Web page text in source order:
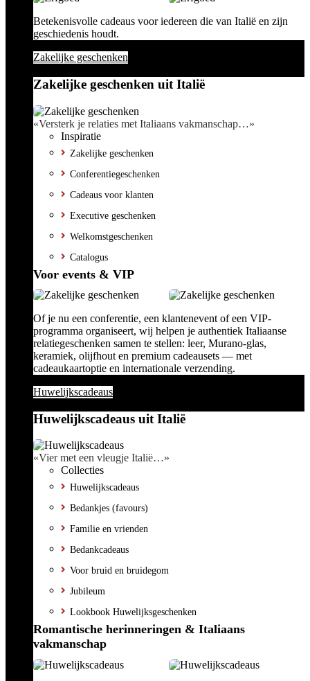
Betekenisvolle cadeaus voor iedereen die van Italië en zijn
geschiedenis houdt.
Zakelijke geschenken
Zakelijke geschenken uit Italië
«Versterk je relaties met Italiaans vakmanschap…»
Inspiratie
Zakelijke geschenken
Conferentiegeschenken
Cadeaus voor klanten
Executive geschenken
Welkomstgeschenken
Catalogus
Voor events & VIP
Of je nu een conferentie, een klantenevent of een VIP-
programma organiseert, wij helpen je authentiek Italiaanse
relatiegeschenken samen te stellen: leer, Murano-glas,
keramiek, olijfhout en premium cadeausets — met
cadeaukaartoptie en internationale verzending.
Huwelijkscadeaus
Huwelijkscadeaus uit Italië
«Vier met een vleugje Italië…»
Collecties
Huwelijkscadeaus
Bedankjes (favours)
Familie en vrienden
Bedankcadeaus
Voor bruid en bruidegom
Jubileum
Lookbook Huwelijksgeschenken
Romantische herinneringen & Italiaans
vakmanschap